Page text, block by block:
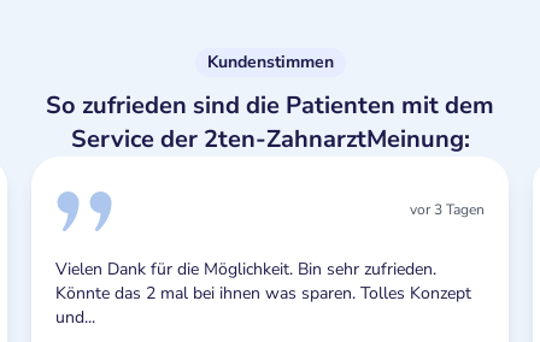
Kundenstimmen
So zufrieden sind die Patienten mit dem
Service der 2ten-ZahnarztMeinung:
vor 3 Tagen
Vielen Dank für die Möglichkeit. Bin sehr zufrieden.
Könnte das 2 mal bei ihnen was sparen. Tolles Konzept
und...